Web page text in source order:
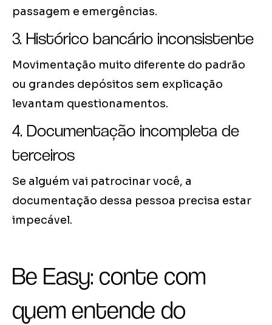
passagem e emergências.
3. Histórico bancário inconsistente
Movimentação muito diferente do padrão
ou grandes depósitos sem explicação
levantam questionamentos.
4. Documentação incompleta de
terceiros
Se alguém vai patrocinar você, a
documentação dessa pessoa precisa estar
impecável.
Be Easy: conte com
quem entende do